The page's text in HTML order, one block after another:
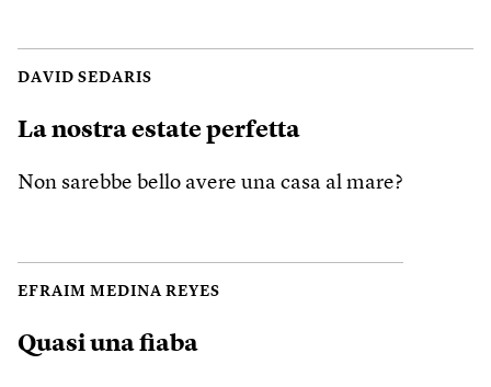
DAVID SEDARIS
La nostra estate perfetta
Non sarebbe bello avere una casa al mare?
EFRAIM MEDINA REYES
Quasi una fiaba